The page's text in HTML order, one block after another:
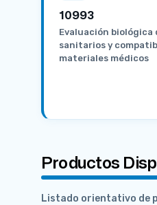
10993
Evaluación biológica
sanitarios y
materiales médicos
Productos
Listado orientativo de